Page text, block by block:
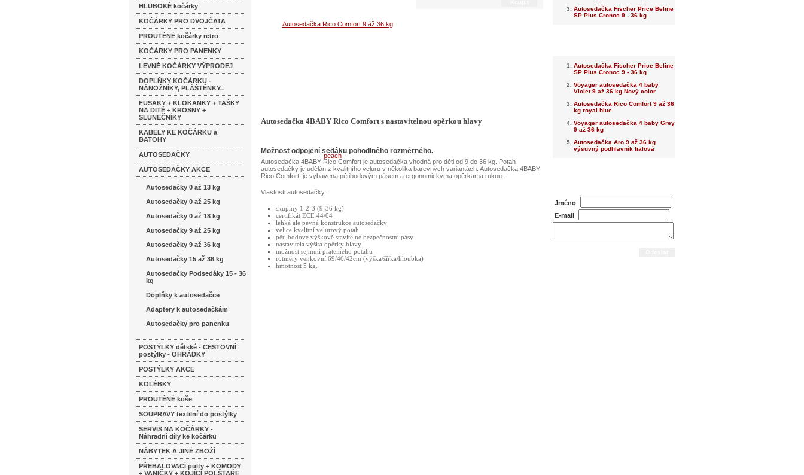
HLUBOKÉ kočárky
KOČÁRKY PRO DVOJČATA
PROUTĚNÉ kočárky retro
KOČÁRKY PRO PANENKY
LEVNÉ KOČÁRKY VÝPRODEJ
DOPLŇKY KOČÁRKU -
NÁNOŽNÍKY, PLÁŠTĚNKY..
FUSAKY + KLOKANKY + TAŠKY
NA DITĚ + KROSNY +
SLUNEČNÍKY
KABELY KE KOČÁRKU a
BATOHY
AUTOSEDAČKY
AUTOSEDAČKY AKCE
Autosedačky 0 až 13 kg
Autosedačky 0 až 25 kg
Autosedačky 0 až 18 kg
Autosedačky 9 až 25 kg
Autosedačky 9 až 36 kg
Autosedačky 15 až 36 kg
Autosedačky Podsedáky 15 - 36
kg
Doplňky k autosedačce
Adaptery k autosedačkám
Autosedačky pro panenku
POSTÝLKY dětské - CESTOVNÍ
postýlky - OHRÁDKY
POSTÝLKY AKCE
KOLÉBKY
PROUTĚNÉ koše
SOUPRAVY textilní do postýlky
SERVIS NA KOČÁRKY -
Náhradní díly ke kočárku
NÁBYTEK A JINÉ ZBOŽÍ
PŘEBALOVACÍ pulty + KOMODY
+ VANIČKY + KOJÍCÍ POLŠTAŘE
Autosedačka 4BABY Rico Comfort s nastavitelnou opěrkou hlavy
Možnost odpojení sedáku pohodlného rozměrného.
Autosedačka 4BABY Rico Comfort je autosedačka vhodná pro děti od 9 do 36 kg. Potah
autosedačky je udělán z kvalitního veluru v několika barevných variantách. Autosedačka 4BABY
Rico Comfort je vybavena pětibodovým pásem a ergonomickýma opěrkama rukou.
Vlastosti autosedačky:
skupiny 1-2-3 (9-36 kg)
certifikát ECE 44/04
lehká ale pevná konstrukce autosedačky
velice kvalitní velurový potah
pěti bodové výškově stavitelné bezpečnostní pásy
nastavitelá výška opěrky hlavy
možnost sejmutí pratelného potahu
rotměry venkovní 69/46/42cm (výška/šířka/hloubka)
hmotnost 5 kg.
Autosedačka Fischer Price Beline
SP Plus Cronoc 9 - 36 kg
Autosedačka Fischer Price Beline
SP Plus Cronoc 9 - 36 kg
Voyager autosedačka 4 baby
Violet 9 až 36 kg Nový color
Autosedačka Rico Comfort 9 až 36
kg royal blue
Voyager autosedačka 4 baby Grey
9 až 36 kg
Autosedačka Aro 9 až 36 kg
výsuvný podhlavník fialová
Jméno
E-mail